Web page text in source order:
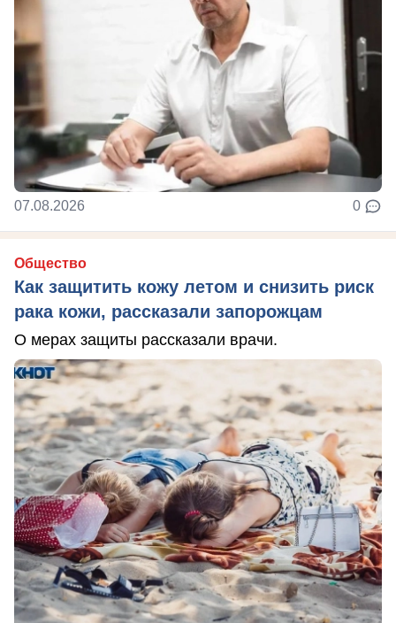
07.08.2026 0
Общество
Как защитить кожу летом и снизить риск
рака кожи, рассказали запорожцам
О мерах защиты рассказали врачи.